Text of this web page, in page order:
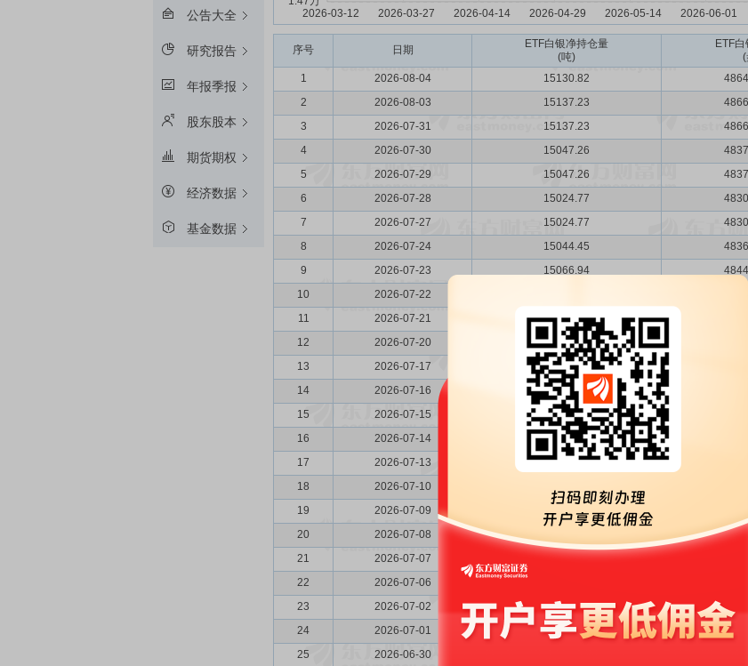
公告大全
研究报告
年报季报
股东股本
期货期权
经济数据
基金数据
序号 日期 ETF白银净持仓量
(吨)
ETF白
(
1
2026-08-04 15130.82
2
2026-08-03 15137.23
3
2026-07-31 15137.23
4
2026-07-30 15047.26
5
2026-07-29 15047.26
6
2026-07-28 15024.77
7
2026-07-27 15024.77
8
2026-07-24 15044.45
9
2026-07-23 15066.94
10
2026-07-22
11
2026-07-21 15044.45
12
2026-07-20 15052.89
13
2026-07-17 15061.32
14
2026-07-16 14993.83
15
2026-07-15 14957.28
16
2026-07-14 14957.28
17
2026-07-13 14854.64
18
2026-07-10
19
2026-07-09 14871.51
20
2026-07-08
21
2026-07-07 14915.10
22
2026-07-06
23
2026-07-02 14939.01
24
2026-07-01 14922.22
25
2026-06-30